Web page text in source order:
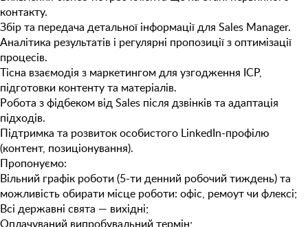
контакту.
Збір та передача детальної інформації для Sales Manager.
Аналітика результатів і регулярні пропозиції з оптимізації
процесів.
Тісна взаємодія з маркетингом для узгодження ICP,
підготовки контенту та матеріалів.
Робота з фідбеком від Sales після дзвінків та адаптація
підходів.
Підтримка та розвиток особистого LinkedIn-профілю
(контент, позиціонування).
Пропонуємо:
Вільний графік роботи (5-ти денний робочий тиждень) та
можливість обирати місце роботи: офіс, ремоут чи флексі;
Всі державні свята — вихідні;
Оплачуваний випробувальний термін;